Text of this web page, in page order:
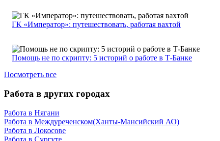
ГК «Император»: путешествовать, работая вахтой
Помощь не по скрипту: 5 историй о работе в Т-Банке
Посмотреть все
Работа в других городах
Работа в Нягани
Работа в Междуреченском(Ханты-Мансийский АО)
Работа в Локосове
Работа в Сургуте